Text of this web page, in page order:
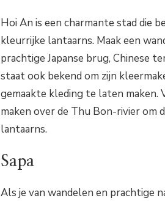
Hoi An is een charmante stad die
kleurrijke lantaarns. Maak een
prachtige Japanse brug, Chinese
staat ook bekend om zijn
gemaakte kleding te laten maken.
maken over de Thu Bon-rivier om
lantaarns.
Sapa
Als je van wandelen en prachtige